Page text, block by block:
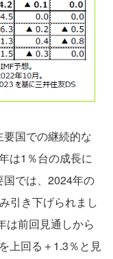
国での継続的な
は1％台の成長に
では、2024年の
引き下げられまし
は前回見通しから
上回る＋1.3％と見